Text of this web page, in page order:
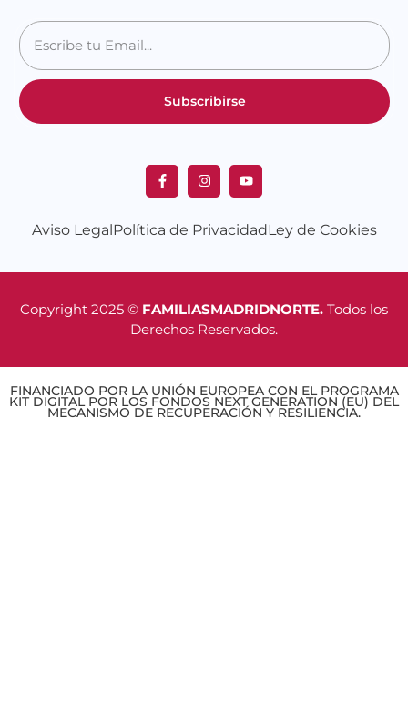
Subscribirse
Aviso LegalPolítica de PrivacidadLey de Cookies
Copyright 2025 © FAMILIASMADRIDNORTE. Todos los
Derechos Reservados.
FINANCIADO POR LA UNIÓN EUROPEA CON EL PROGRAMA
KIT DIGITAL POR LOS FONDOS NEXT GENERATION (EU) DEL
MECANISMO DE RECUPERACIÓN Y RESILIENCIA.